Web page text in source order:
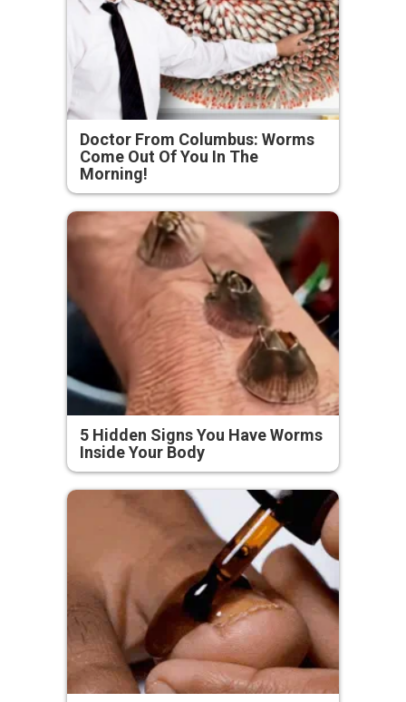
Doctor From Columbus: Worms
Come Out Of You In The
Morning!
5 Hidden Signs You Have Worms
Inside Your Body